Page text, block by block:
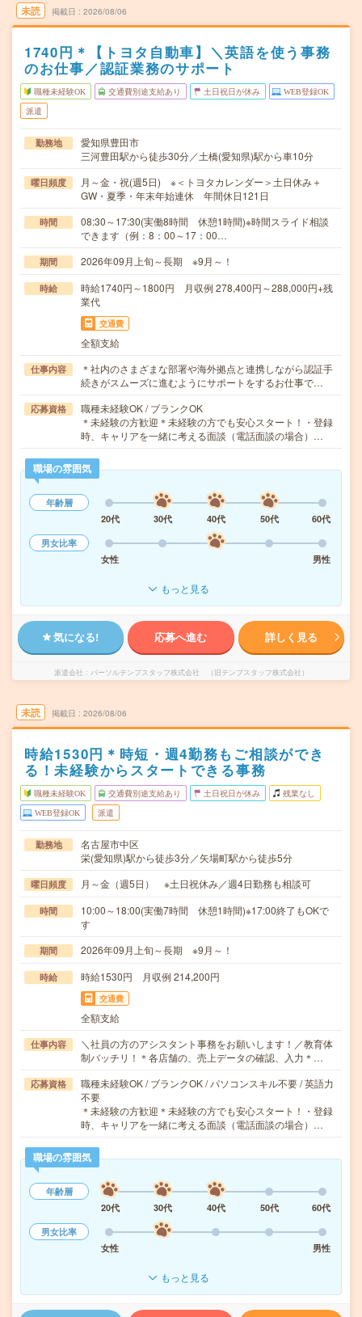
未読 掲載日 2026/08/06
1740円＊【トヨタ自動車】＼英語を使う事務
のお仕事／認証業務のサポート
職種未経験OK 交通費別途支給あり 土日祝日が休み WEB登録OK
派遣
勤務地
愛知県豊田市
三河豊田駅から徒歩30分／土橋(愛知県)駅から車10分
曜日頻度
月～金・祝(週5日) ※＜トヨタカレンダー＞土日休み＋
GW・夏季・年末年始連休 年間休日121日
時間
08:30～17:30(実働8時間 休憩1時間)※時間スライド相談
できます（例：8：00～17：00…
期間 2026年09月上旬～長期 ※9月～！
時給
時給1740円～1800円 月収例 278,400円～288,000円+残
業代
交通費
全額支給
仕事内容
＊社内のさまざまな部署や海外拠点と連携しながら認証手
続きがスムーズに進むようにサポートをするお仕事で…
応募資格
職種未経験OK / ブランクOK
＊未経験の方歓迎＊未経験の方でも安心スタート！・登録
時、キャリアを一緒に考える面談（電話面談の場合）…
職場の雰囲気
年齢層
20代
30代 40代 50代
60代
男女比率
女性
男性
もっと見る
気になる! 応募へ進む 詳しく見る
派遣会社 パーソルテンプスタッフ株式会社 （旧テンプスタッフ株式会社）
未読 掲載日 2026/08/06
時給1530円＊時短・週4勤務もご相談ができ
る！未経験からスタートできる事務
職種未経験OK 交通費別途支給あり 土日祝日が休み 残業なし
WEB登録OK 派遣
勤務地
名古屋市中区
栄(愛知県)駅から徒歩3分／矢場町駅から徒歩5分
曜日頻度 月～金（週5日） ※土日祝休み／週4日勤務も相談可
時間
10:00～18:00(実働7時間 休憩1時間)※17:00終了もOKで
す
期間 2026年09月上旬～長期 ※9月～！
時給 時給1530円 月収例 214,200円
交通費
全額支給
仕事内容
＼社員の方のアシスタント事務をお願いします！／教育体
制バッチリ！＊各店舗の、売上データの確認、入力＊…
応募資格
職種未経験OK / ブランクOK / パソコンスキル不要 / 英語力
不要
＊未経験の方歓迎＊未経験の方でも安心スタート！・登録
時、キャリアを一緒に考える面談（電話面談の場合）…
職場の雰囲気
年齢層
20代
30代 40代 50代
60代
男女比率
女性
男性
もっと見る